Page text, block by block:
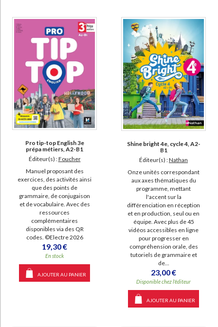
Pro tip-top English 3e
prépa métiers, A2-B1
Éditeur(s) :Foucher
Manuel proposant des
exercices, des activités ainsi
que des points de
grammaire, de conjugaison
et de vocabulaire. Avec des
ressources
complémentaires
disponibles via des QR
codes. ©Electre 2026
19,30 €
En stock
AJOUTER AU PANIER
Shine bright 4e, cycle 4, A2-
B1
Éditeur(s) :Nathan
Onze unités correspondant
aux axes thématiques du
programme, mettant
l'accent sur la
différenciation en réception
et en production, seul ou en
équipe. Avec plus de 45
vidéos accessibles en ligne
pour progresser en
compréhension orale, des
tutoriels de grammaire et
de...
23,00 €
Disponible chez l'éditeur
AJOUTER AU PANIER